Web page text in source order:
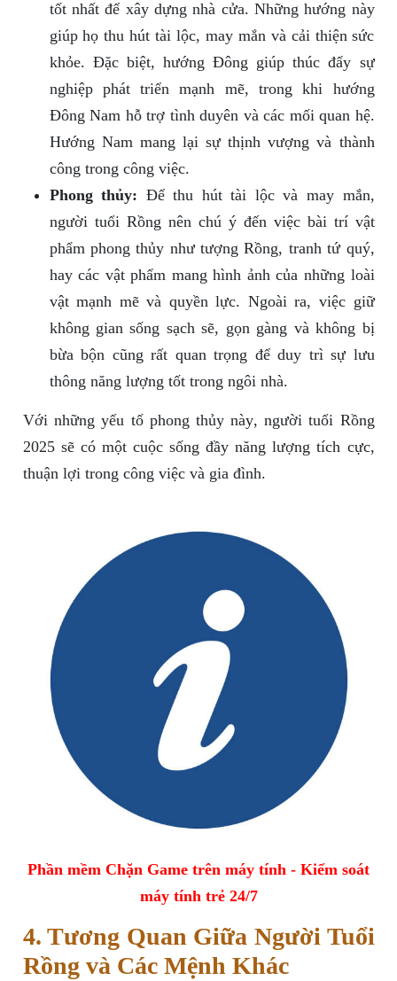
tốt nhất để xây dựng nhà cửa. Những hướng này
giúp họ thu hút tài lộc, may mắn và cải thiện sức
khỏe. Đặc biệt, hướng Đông giúp thúc đẩy sự
nghiệp phát triển mạnh mẽ, trong khi hướng
Đông Nam hỗ trợ tình duyên và các mối quan hệ.
Hướng Nam mang lại sự thịnh vượng và thành
công trong công việc.
Phong thủy: Để thu hút tài lộc và may mắn,
người tuổi Rồng nên chú ý đến việc bài trí vật
phẩm phong thủy như tượng Rồng, tranh tứ quý,
hay các vật phẩm mang hình ảnh của những loài
vật mạnh mẽ và quyền lực. Ngoài ra, việc giữ
không gian sống sạch sẽ, gọn gàng và không bị
bừa bộn cũng rất quan trọng để duy trì sự lưu
thông năng lượng tốt trong ngôi nhà.
Với những yếu tố phong thủy này, người tuổi Rồng
2025 sẽ có một cuộc sống đầy năng lượng tích cực,
thuận lợi trong công việc và gia đình.
Phần mềm Chặn Game trên máy tính - Kiểm soát
máy tính trẻ 24/7
4. Tương Quan Giữa Người Tuổi
Rồng và Các Mệnh Khác